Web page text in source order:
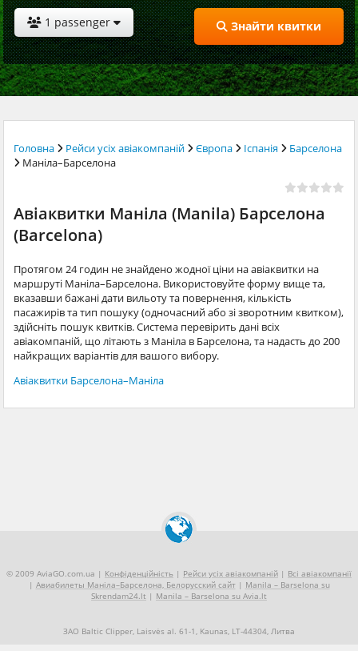
1 passenger Знайти квитки
Головна Рейси усіх авіакомпаній Європа Іспанія
Барселона
Маніла–Барселона
Авіаквитки Маніла (Manila) Барселона
(Barcelona)
Протягом 24 годин не знайдено жодної ціни на авіаквитки на
маршруті Маніла–Барселона. Використовуйте форму вище та,
вказавши бажані дати вильоту та повернення, кількість
пасажирів та тип пошуку (одночасний або зі зворотним квитком),
здійсніть пошук квитків. Система перевірить дані всіх
авіакомпаній, що літають з Маніла в Барселона, та надасть до 200
найкращих варіантів для вашого вибору.
Авіаквитки Барселона–Маніла
© 2009 AviaGO.com.ua | Конфіденційність | Рейси усіх авіакомпаній | Всі авіакомпанії
| Авиабилеты Маніла–Барселона, Белорусский сайт| Manila – Barselona su
Skrendam24.lt | Manila – Barselona su Avia.lt
ЗАО Baltic Clipper, Laisvės al. 61-1, Kaunas, LT-44304, Литва